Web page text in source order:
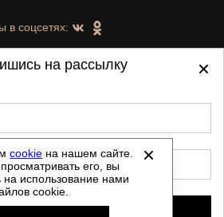
в соцсетях:
- ShoesTown.ru - все права
защищены.
является интернет магазином и
публичной офертой.
персональных данных
cookie на нашем сайте.
его, вы
на использование нами
cookie.
на рассылку